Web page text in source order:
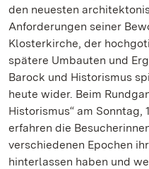
den neuesten
Anforderungen seiner
Klosterkirche, der
spätere Umbauten und
Barock und Historismus
heute wider. Beim
Historismus“ am Sonntag,
erfahren die
verschiedenen Epochen
hinterlassen haben und